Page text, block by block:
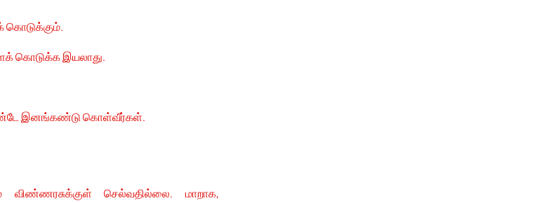
கொடுக்கும்.
கொடுக்க இயலாது.
இனங்கண்டு கொள்வீர்கள்.
செல்வதில்லை. மாறாக,